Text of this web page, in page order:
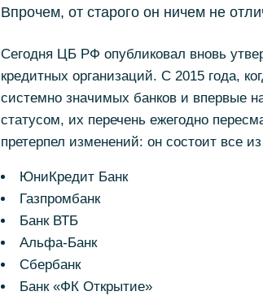
Впрочем, от старого он ничем не
Сегодня ЦБ РФ опубликовал вновь
кредитных организаций. С 2015 года,
системно значимых банков и впервые
статусом, их перечень ежегодно
претерпел изменений: он состоит все
ЮниКредит Банк
Газпромбанк
Банк ВТБ
Альфа-Банк
Сбербанк
Банк «ФК Открытие»